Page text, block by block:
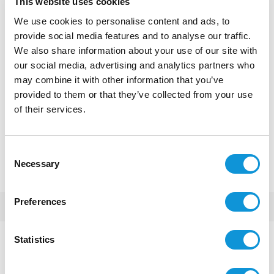
We use cookies to personalise content and ads, to
provide social media features and to analyse our traffic.
We also share information about your use of our site with
our social media, advertising and analytics partners who
may combine it with other information that you’ve
provided to them or that they’ve collected from your use
of their services.
Selection
Necessary
Preferences
Statistics